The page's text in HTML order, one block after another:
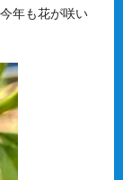
年も花が咲い